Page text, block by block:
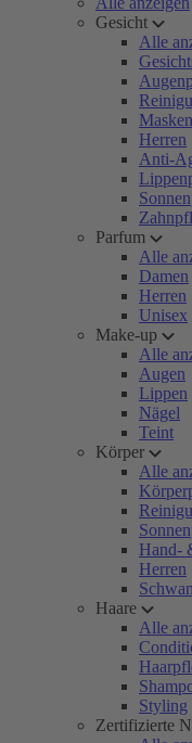
Gesicht
Alle
Masken
Herren
Anti-
Parfum
Alle
Damen
Herren
Unisex
Make-up
Alle
Augen
Lippen
Nägel
Teint
Körper
Alle
Hand-
Herren
Haare
Alle
Styling
Zertifizierte